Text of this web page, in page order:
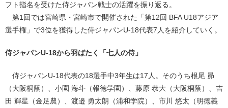
フト指名を受けた侍ジャパン戦士の活躍を振り返る。
第1回では宮崎県・宮崎市で開催された「第12回 BFA U18アジア
選手権」で3位を獲得した侍ジャパンU-18代表7人を紹介していく。
侍ジャパンU-18から羽ばたく「七人の侍」
侍ジャパンU-18代表の18選手中3年生は17人。そのうち根尾 昴
（大阪桐蔭）、小園 海斗（報徳学園）、藤原 恭大（大阪桐蔭）、吉
田 輝星（金足農）、渡邉 勇太朗（浦和学院）、市川 悠太（明徳義